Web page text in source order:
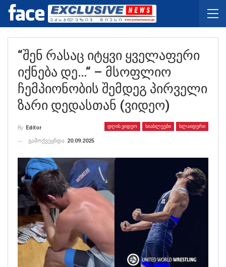
“შენ Რასაც Იტყვი Ყველაფერი
Იქნება Დე…“ – Მსოფლიო
Ჩემპიონობის Შემდეგ Პირველი
Ზარი Დედასთან (ვიდეო)
ᲓᲦᲘᲡ ᲕᲘᲓᲔᲝ ᲡᲘᲐᲮᲚᲔᲔᲑᲘ ᲡᲚᲐᲘᲓᲔᲠᲘ
By Editor
გამოქვეყნდა 20.09.2025